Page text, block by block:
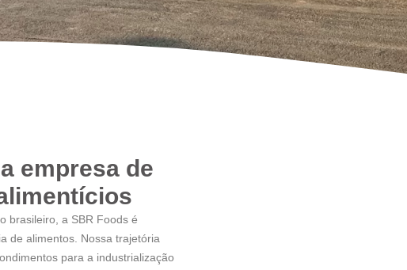
empresa de
brasileiro, a SBR Foods é
de alimentos. Nossa trajetória
para a industrialização